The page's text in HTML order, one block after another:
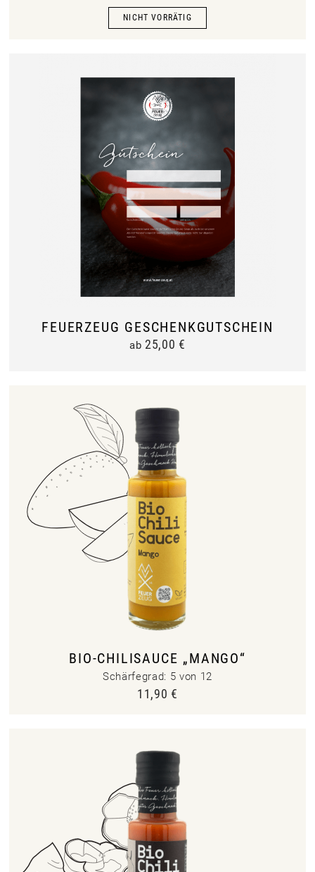
FEUERZEUG GESCHENKGUTSCHEIN
ab 25,00 €
BIO-CHILISAUCE „MANGO“
Schärfegrad: 5 von 12
11,90 €